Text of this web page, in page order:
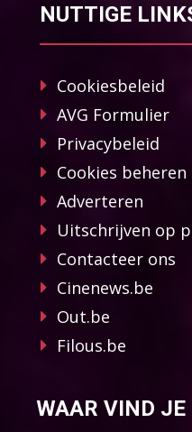
NUTTIGE
Cookiesbeleid
AVG Formulier
Privacybeleid
Cookies beheren
Adverteren
Uitschrijven op
Contacteer ons
Cinenews.be
Out.be
Filous.be
WAAR VIND JE